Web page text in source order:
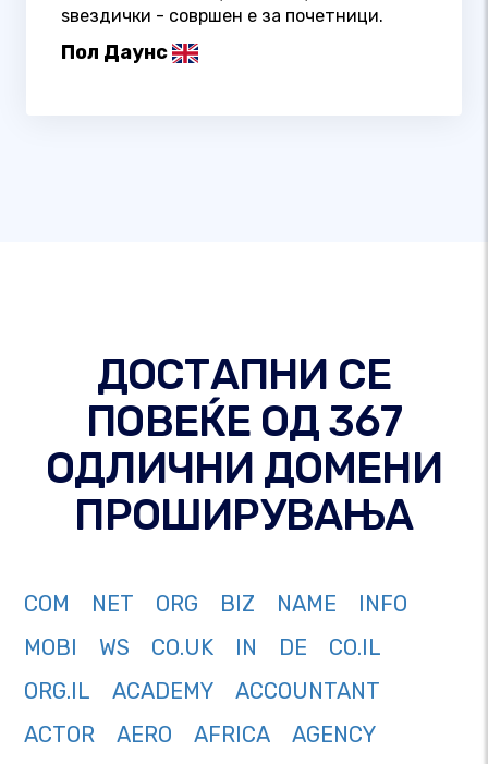
ѕвездички - совршен е за почетници.
Пол Даунс
ДОСТАПНИ СЕ
ПОВЕЌЕ ОД 367
ОДЛИЧНИ ДОМЕНИ
ПРОШИРУВАЊА
COM NET ORG BIZ NAME
INFO
MOBI
WS CO.UK IN DE
CO.IL
ORG.IL
ACADEMY
ACCOUNTANT
ACTOR
AERO AFRICA
AGENCY